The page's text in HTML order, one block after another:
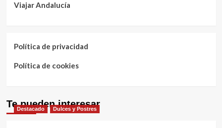
Viajar Andalucía
Política de privacidad
Política de cookies
Te pueden interesar
Destacado Dulces y Postres